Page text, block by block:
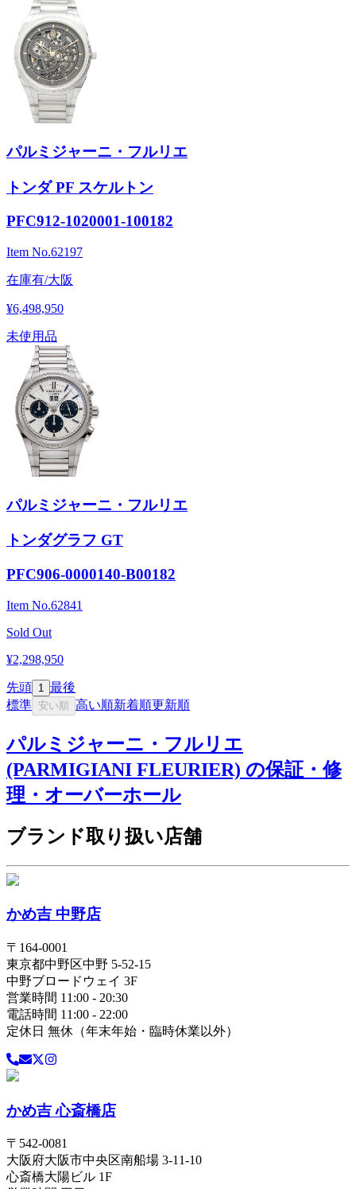
パルミジャーニ・フルリエ
トンダ PF スケルトン
PFC912-1020001-100182
Item No.62197
在庫有/大阪
¥6,498,950
未使用品
パルミジャーニ・フルリエ
トンダグラフ GT
PFC906-0000140-B00182
Item No.62841
Sold Out
¥2,298,950
先頭 1
最後
標準 安い順 高い順新着順更新順
パルミジャーニ・フルリエ
(PARMIGIANI FLEURIER) の保証・修
理・オーバーホール
ブランド取り扱い店舗
かめ吉 中野店
〒 164-0001
東京都中野区中野 5-52-15
中野ブロードウェイ 3F
営業時間 11:00 - 20:30
電話時間 11:00 - 22:00
定休日 無休（年末年始・臨時休業以外）
かめ吉 心斎橋店
〒 542-0081
大阪府大阪市中央区南船場 3-11-10
心斎橋大陽ビル 1F